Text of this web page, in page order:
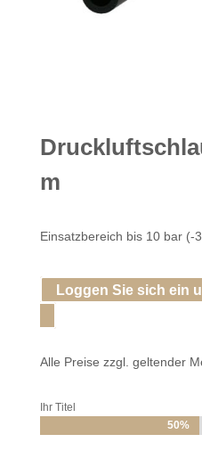
m
Einsatzbereich bis 10 bar (-
Loggen Sie sich ein
Alle Preise zzgl. geltender
Ihr Titel
50%
50%